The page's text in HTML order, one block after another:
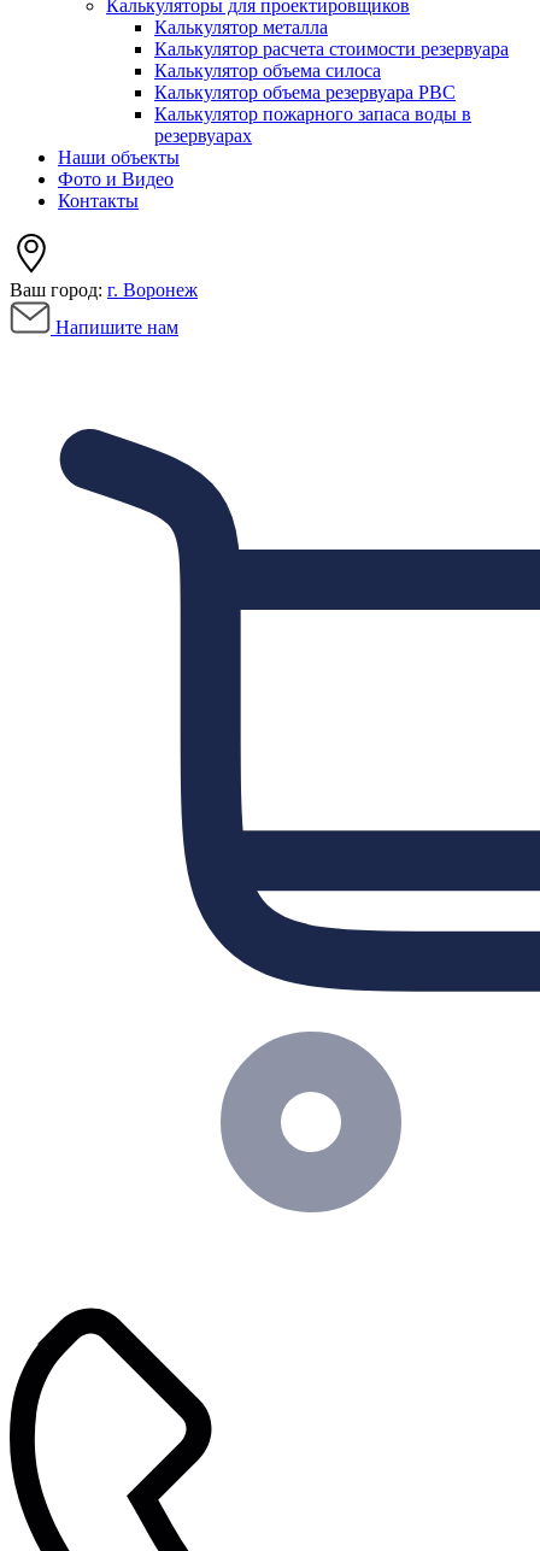
Калькуляторы для проектировщиков
Калькулятор металла
Калькулятор расчета стоимости резервуара
Калькулятор объема силоса
Калькулятор объема резервуара РВС
Калькулятор пожарного запаса воды в
резервуарах
Наши объекты
Фото и Видео
Контакты
Ваш город: г. Воронеж
Напишите нам